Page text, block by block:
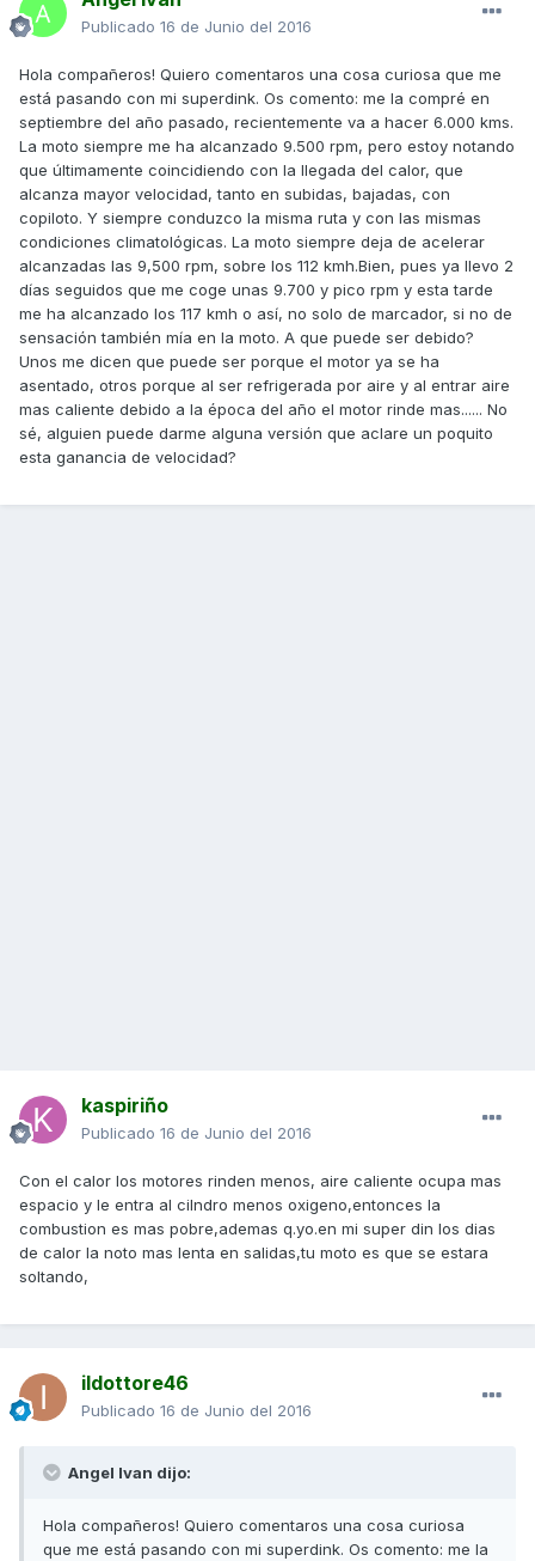
Publicado 16 de Junio del 2016
Hola compañeros! Quiero comentaros una cosa curiosa que me
está pasando con mi superdink. Os comento: me la compré en
septiembre del año pasado, recientemente va a hacer 6.000 kms.
La moto siempre me ha alcanzado 9.500 rpm, pero estoy notando
que últimamente coincidiendo con la llegada del calor, que
alcanza mayor velocidad, tanto en subidas, bajadas, con
copiloto. Y siempre conduzco la misma ruta y con las mismas
condiciones climatológicas. La moto siempre deja de acelerar
alcanzadas las 9,500 rpm, sobre los 112 kmh.Bien, pues ya llevo 2
días seguidos que me coge unas 9.700 y pico rpm y esta tarde
me ha alcanzado los 117 kmh o así, no solo de marcador, si no de
sensación también mía en la moto. A que puede ser debido?
Unos me dicen que puede ser porque el motor ya se ha
asentado, otros porque al ser refrigerada por aire y al entrar aire
mas caliente debido a la época del año el motor rinde mas...... No
sé, alguien puede darme alguna versión que aclare un poquito
esta ganancia de velocidad?
kaspiriño
Publicado 16 de Junio del 2016
Con el calor los motores rinden menos, aire caliente ocupa mas
espacio y le entra al cilndro menos oxigeno,entonces la
combustion es mas pobre,ademas q.yo.en mi super din los dias
de calor la noto mas lenta en salidas,tu moto es que se estara
soltando,
ildottore46
Publicado 16 de Junio del 2016
Angel Ivan dijo:
Hola compañeros! Quiero comentaros una cosa curiosa
que me está pasando con mi superdink. Os comento: me la